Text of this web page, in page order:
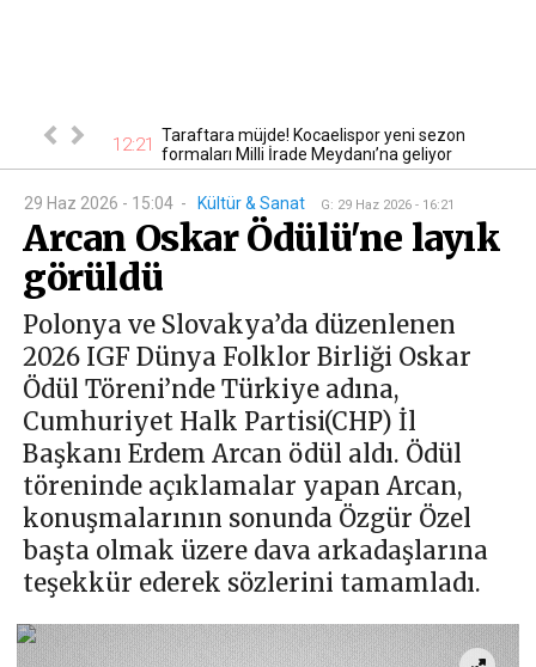
için kritik 12:21 Taraftara müjde! Kocaelispor yeni sezon
formaları Milli İrade Meydanı’na geliyor
29 Haz 2026 - 15:04 - Kültür & Sanat G: 29 Haz 2026 - 16:21
Arcan Oskar Ödülü'ne layık
görüldü
Polonya ve Slovakya’da düzenlenen
2026 IGF Dünya Folklor Birliği Oskar
Ödül Töreni’nde Türkiye adına,
Cumhuriyet Halk Partisi(CHP) İl
Başkanı Erdem Arcan ödül aldı. Ödül
töreninde açıklamalar yapan Arcan,
konuşmalarının sonunda Özgür Özel
başta olmak üzere dava arkadaşlarına
teşekkür ederek sözlerini tamamladı.